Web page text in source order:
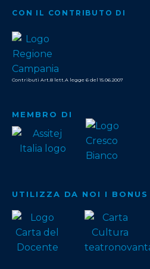
CON IL CONTRIBUTO DI
Contributi Art.8 lett.A legge 6 del 15.06.2007
MEMBRO DI
UTILIZZA DA NOI I BONUS